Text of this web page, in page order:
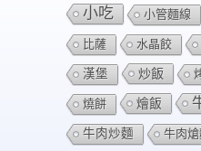
小吃 小管麵線
比薩 水晶餃
漢堡 炒飯
燒餅 燴飯
牛肉炒麵 牛肉